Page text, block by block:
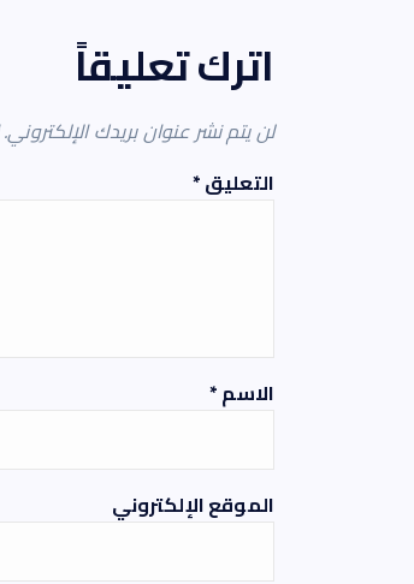
اترك تعليقاً
لن يتم نشر عنوان بريدك الإلكتروني.
التعليق*
الاسم*
الموقع الإلكتروني